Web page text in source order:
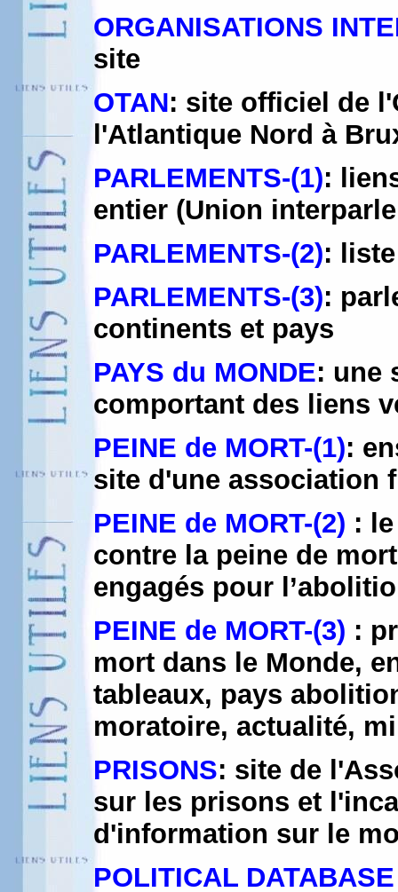
ORGANISATIONS
site
OTAN: site officiel de
l'Atlantique Nord à
PARLEMENTS-(1):
entier (Union
PARLEMENTS-(2):
PARLEMENTS-(3):
continents et pays
PAYS du MONDE: une
comportant des liens
PEINE de MORT-(1):
site d'une association
PEINE de MORT-(2) :
contre la peine de
engagés pour
PEINE de MORT-(3) :
mort dans le Monde,
tableaux, pays
moratoire, actualité,
PRISONS: site de
sur les prisons et
d'information sur le
POLITICAL